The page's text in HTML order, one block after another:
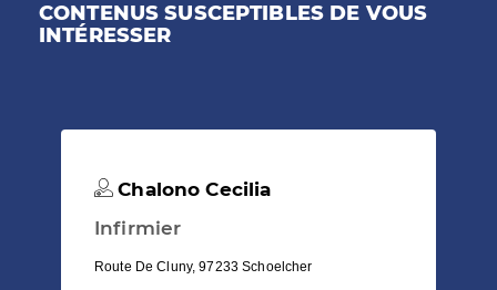
CONTENUS SUSCEPTIBLES DE VOUS
INTÉRESSER
Chalono Cecilia
Infirmier
Route De Cluny, 97233 Schoelcher